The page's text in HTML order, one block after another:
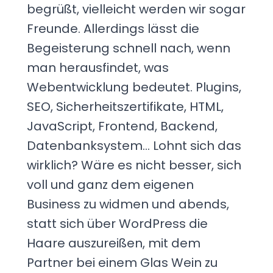
begrüßt, vielleicht werden wir sogar
Freunde. Allerdings lässt die
Begeisterung schnell nach, wenn
man herausfindet, was
Webentwicklung bedeutet. Plugins,
SEO, Sicherheitszertifikate, HTML,
JavaScript, Frontend, Backend,
Datenbanksystem... Lohnt sich das
wirklich? Wäre es nicht besser, sich
voll und ganz dem eigenen
Business zu widmen und abends,
statt sich über WordPress die
Haare auszureißen, mit dem
Partner bei einem Glas Wein zu